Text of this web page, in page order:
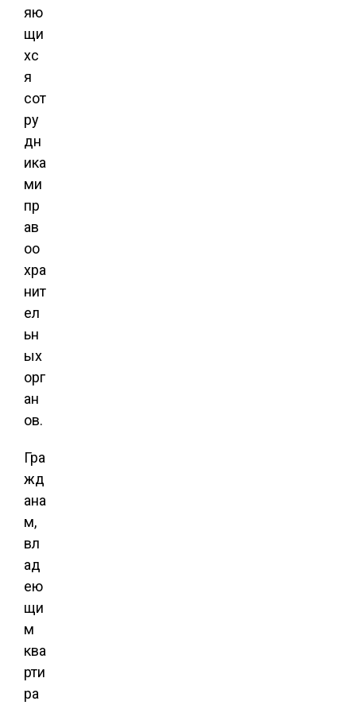
яю
щи
хс
я
сот
ру
дн
ика
ми
пр
ав
оо
хра
нит
ел
ьн
ых
орг
ан
ов.
Гра
жд
ана
м,
вл
ад
ею
щи
м
ква
рти
ра